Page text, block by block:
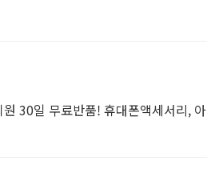
30일 무료반품! 휴대폰액세서리, 아